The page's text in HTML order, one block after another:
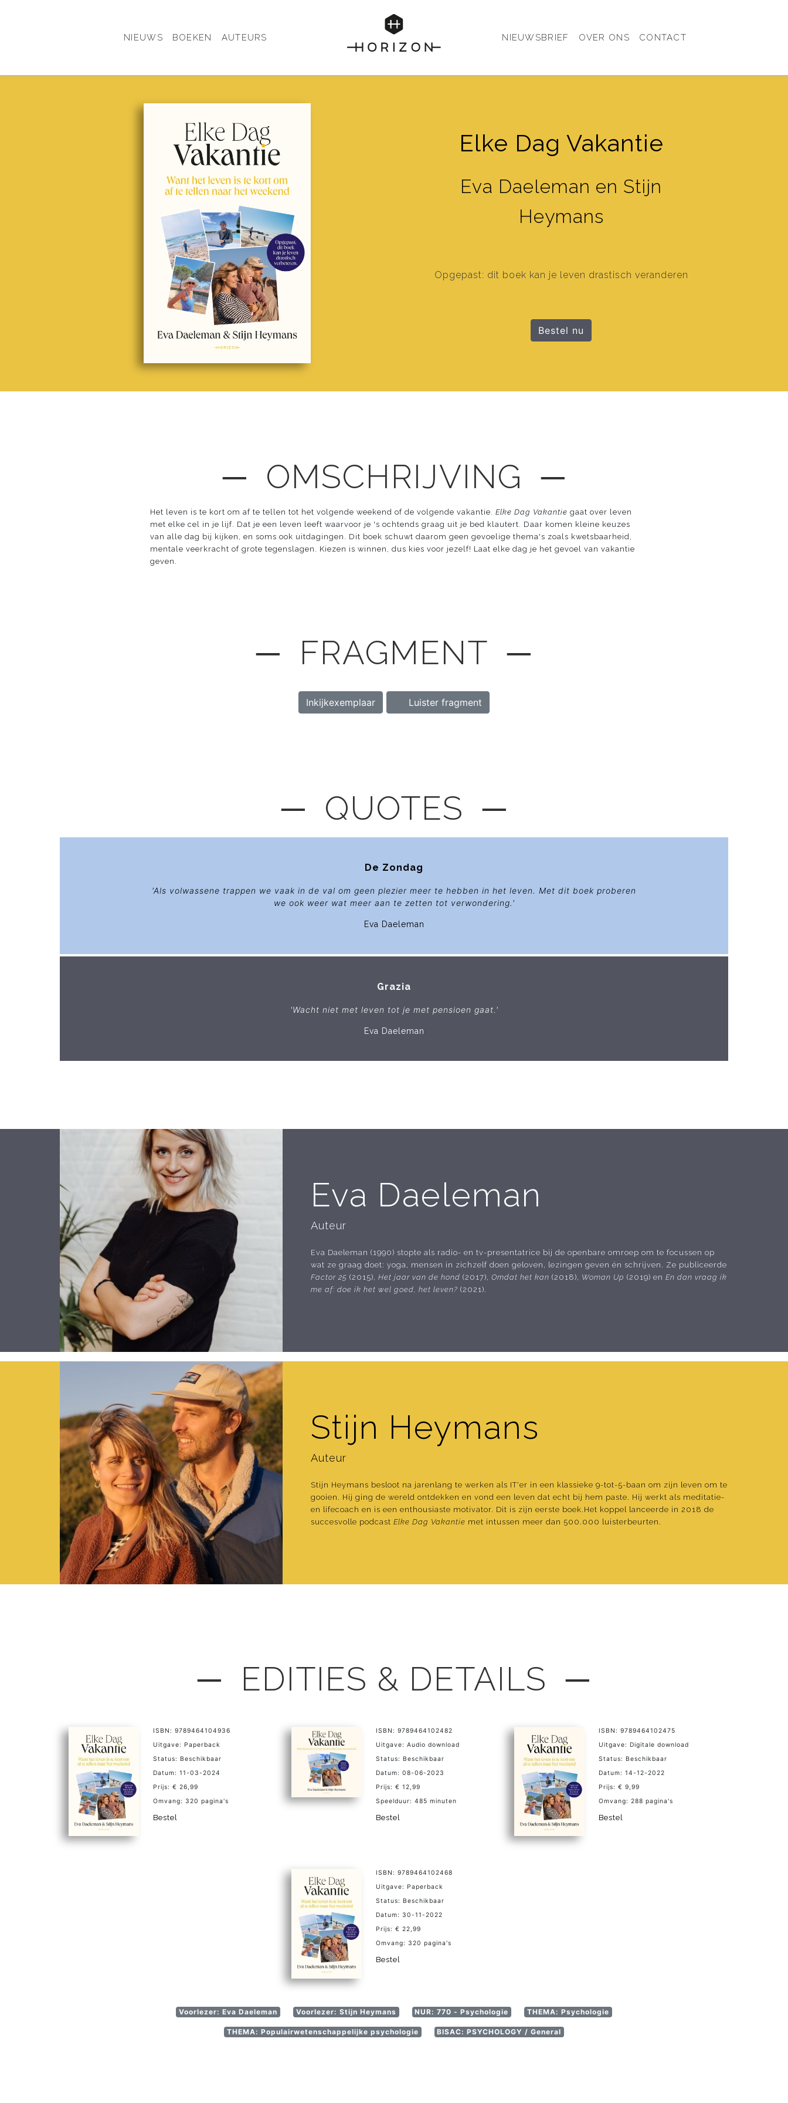
NIEUWS BOEKEN AUTEURS NIEUWSBRIEF OVER ONS CONTACT
Elke Dag Vakantie
Eva Daeleman en Stijn
Heymans
Opgepast: dit boek kan je leven drastisch veranderen
Bestel nu
─ OMSCHRIJVING ─
Het leven is te kort om af te tellen tot het volgende weekend of de volgende vakantie. Elke Dag Vakantie gaat over leven
met elke cel in je lijf. Dat je een leven leeft waarvoor je 's ochtends graag uit je bed klautert. Daar komen kleine keuzes
van alle dag bij kijken, en soms ook uitdagingen. Dit boek schuwt daarom geen gevoelige thema's zoals kwetsbaarheid,
mentale veerkracht of grote tegenslagen. Kiezen is winnen, dus kies voor jezelf! Laat elke dag je het gevoel van vakantie
geven.
─ FRAGMENT ─
Inkijkexemplaar Luister fragment
─ QUOTES ─
De Zondag
'Als volwassene trappen we vaak in de val om geen plezier meer te hebben in het leven. Met dit boek proberen
we ook weer wat meer aan te zetten tot verwondering.'
Eva Daeleman
Grazia
'Wacht niet met leven tot je met pensioen gaat.'
Eva Daeleman
Eva Daeleman
Auteur
Eva Daeleman (1990) stopte als radio- en tv-presentatrice bij de openbare omroep om te focussen op
wat ze graag doet: yoga, mensen in zichzelf doen geloven, lezingen geven én schrijven. Ze publiceerde
Factor 25 (2015), Het jaar van de hond (2017), Omdat het kan (2018), Woman Up (2019) en En dan vraag ik
me af: doe ik het wel goed, het leven? (2021).
Stijn Heymans
Auteur
Stijn Heymans besloot na jarenlang te werken als IT'er in een klassieke 9-tot-5-baan om zijn leven om te
gooien. Hij ging de wereld ontdekken en vond een leven dat echt bij hem paste. Hij werkt als meditatie-
en lifecoach en is een enthousiaste motivator. Dit is zijn eerste boek.Het koppel lanceerde in 2018 de
succesvolle podcast Elke Dag Vakantie met intussen meer dan 500.000 luisterbeurten.
─ EDITIES & DETAILS ─
ISBN: 9789464104936
Uitgave: Paperback
Status: Beschikbaar
Datum: 11-03-2024
Prijs: € 26,99
Omvang: 320 pagina's
Bestel
ISBN: 9789464102482
Uitgave: Audio download
Status: Beschikbaar
Datum: 08-06-2023
Prijs: € 12,99
Speelduur: 485 minuten
Bestel
ISBN: 9789464102475
Uitgave: Digitale download
Status: Beschikbaar
Datum: 14-12-2022
Prijs: € 9,99
Omvang: 288 pagina's
Bestel
ISBN: 9789464102468
Uitgave: Paperback
Status: Beschikbaar
Datum: 30-11-2022
Prijs: € 22,99
Omvang: 320 pagina's
Bestel
Voorlezer: Eva Daeleman Voorlezer: Stijn Heymans NUR: 770 - Psychologie THEMA: Psychologie
THEMA: Populairwetenschappelijke psychologie BISAC: PSYCHOLOGY / General